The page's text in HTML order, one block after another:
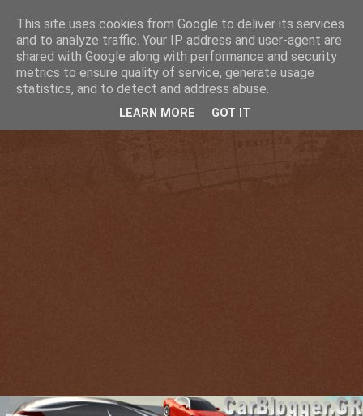
This site uses cookies from Google to deliver its services
and to analyze traffic. Your IP address and user-agent are
shared with Google along with performance and security
metrics to ensure quality of service, generate usage
statistics, and to detect and address abuse.
LEARN MORE GOT IT